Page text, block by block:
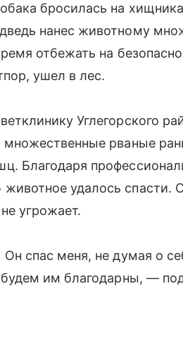
бросилась на
нанес животному
отбежать на
ушел в лес.
Углегорского
рваные
Благодаря
удалось спасти.
угрожает.
спас меня, не думая о
им благодарны, —